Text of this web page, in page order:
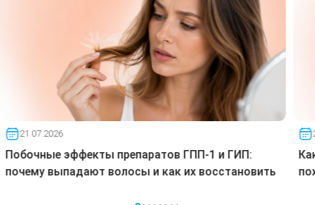
21.07.2026
Побочные эффекты препаратов ГПП-1 и ГИП:
почему выпадают волосы и как их восстановить